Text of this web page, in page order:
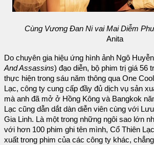
Cùng Vương Đan Ni vai Mai Diễm
Anita
Do chuyên gia hiệu ứng hình ảnh Ngô
And Assassins) đạo diễn, bộ phim trị giá 56
thực hiện trong sáu năm thông qua One
Lạc, công ty cung cấp đầy đủ dịch vụ sản
mà anh đã mở ở Hồng Kông và Bangkok
Lạc cũng dẫn dắt dàn diễn viên cùng với
Gia Linh. Là một trong những ngôi sao lớn
với hơn 100 phim ghi tên mình, Cổ Thiên
xuất trong phim của các công ty khác,